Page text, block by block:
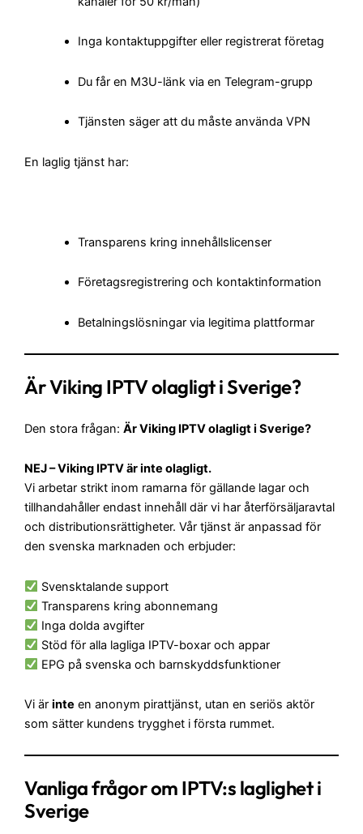
Inga kontaktuppgifter eller registrerat företag
Du får en M3U-länk via en Telegram-grupp
Tjänsten säger att du måste använda VPN
En laglig tjänst har:
Transparens kring innehållslicenser
Företagsregistrering och kontaktinformation
Betalningslösningar via legitima plattformar
Är Viking IPTV olagligt i Sverige?
Den stora frågan: Är Viking IPTV olagligt i Sverige?
NEJ – Viking IPTV är inte olagligt.
Vi arbetar strikt inom ramarna för gällande lagar och
tillhandahåller endast innehåll där vi har återförsäljaravtal
och distributionsrättigheter. Vår tjänst är anpassad för
den svenska marknaden och erbjuder:
Svensktalande support
Transparens kring abonnemang
Inga dolda avgifter
Stöd för alla lagliga IPTV-boxar och appar
EPG på svenska och barnskyddsfunktioner
Vi är inte en anonym pirattjänst, utan en seriös aktör
som sätter kundens trygghet i första rummet.
Vanliga frågor om IPTV:s laglighet i
Sverige